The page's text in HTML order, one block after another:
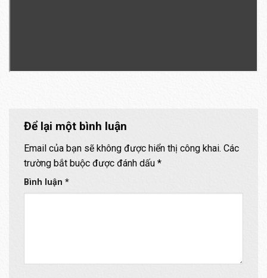
Để lại một bình luận
Email của bạn sẽ không được hiển thị công khai. Các
trường bắt buộc được đánh dấu *
Bình luận *